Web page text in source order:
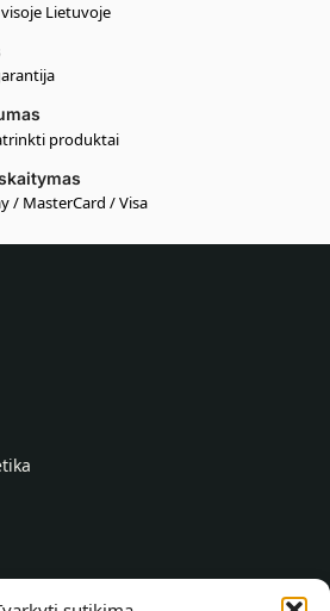
Lietuvoje
produktai
/ MasterCard / Visa